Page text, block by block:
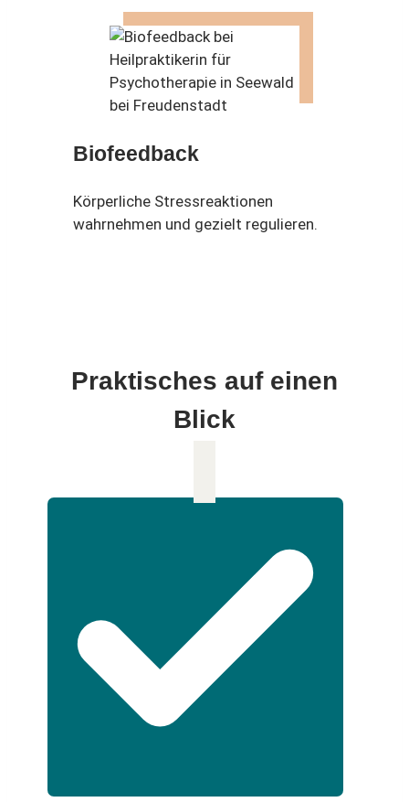
Biofeedback
Körperliche Stressreaktionen
wahrnehmen und gezielt regulieren.
Praktisches auf einen
Blick